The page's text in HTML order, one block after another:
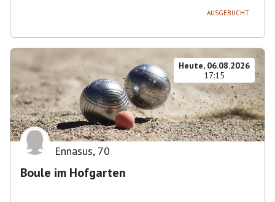
München-Schwabing-Freimann, DeutschlandAUSGEBUCHT
Heute, 06.08.2026
17:15
Ennasus, 70
Boule im Hofgarten